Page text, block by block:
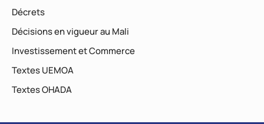
Décrets
Décisions en vigueur au Mali
Investissement et Commerce
Textes UEMOA
Textes OHADA